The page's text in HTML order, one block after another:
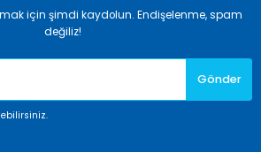
bozuk veya görüntülenemiyor.
eksik bilgiler bulunuyor.
bulunuyor.
için şimdi kaydolun. Endişelenme, spam
değiliz!
Gönder